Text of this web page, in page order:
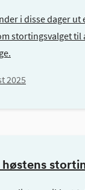
i disse dager ut
stortingsvalget til
2025